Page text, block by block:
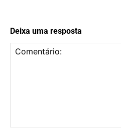
Deixa uma resposta